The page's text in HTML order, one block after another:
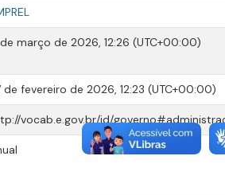
março de 2026, 12:26 (UTC+00:00)
de fevereiro de 2026, 12:23 (UTC+00:00)
vocab.e.gov.br/id/